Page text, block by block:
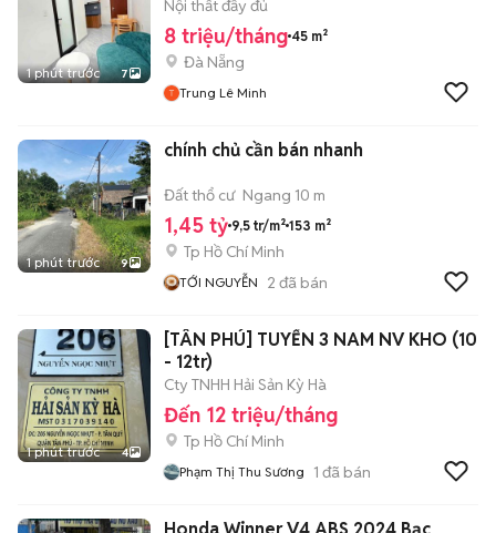
1 phút trước 7
Nội thất đầy đủ
8 triệu/tháng 45 m²
Đà Nẵng
Trung Lê Minh
1 phút trước 9
chính chủ cần bán nhanh
Đất thổ cư Ngang 10 m
1,45 tỷ 9,5 tr/m² 153 m²
Tp Hồ Chí Minh
TỚI NGUYỄN 2 đã bán
1 phút trước 4
[TÂN PHÚ] TUYỂN 3 NAM NV KHO (10
- 12tr)
Cty TNHH Hải Sản Kỳ Hà
Đến 12 triệu/tháng
Tp Hồ Chí Minh
Phạm Thị Thu Sương 1 đã bán